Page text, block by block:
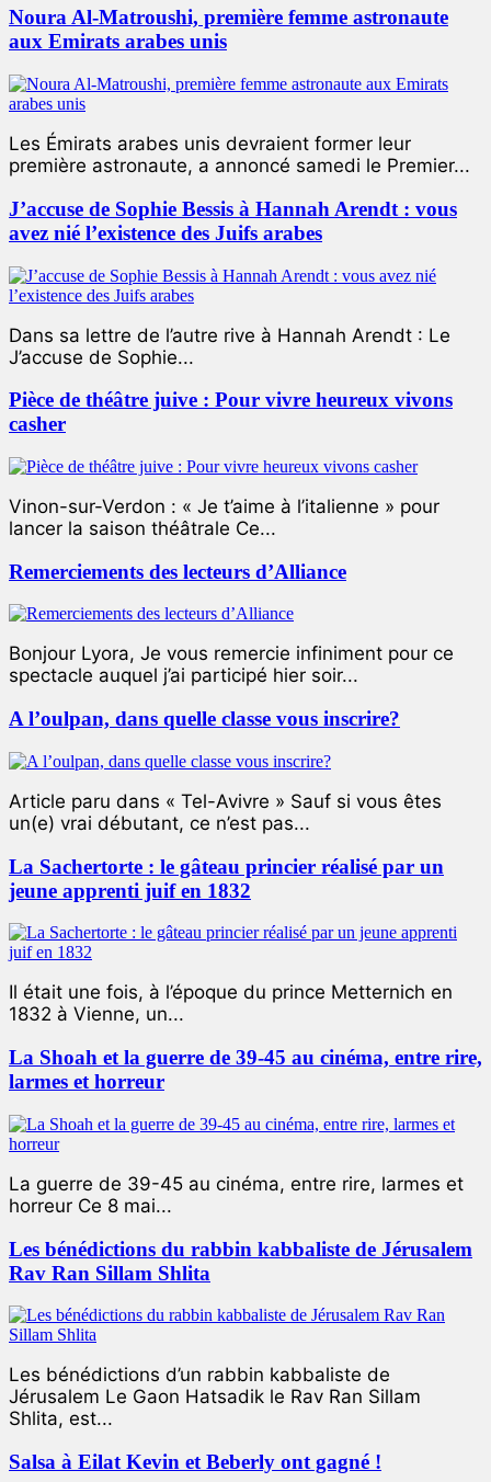
Noura Al-Matroushi, première femme astronaute
aux Emirats arabes unis
Les Émirats arabes unis devraient former leur
première astronaute, a annoncé samedi le Premier...
J’accuse de Sophie Bessis à Hannah Arendt : vous
avez nié l’existence des Juifs arabes
Dans sa lettre de l’autre rive à Hannah Arendt : Le
J’accuse de Sophie...
Pièce de théâtre juive : Pour vivre heureux vivons
casher
Vinon-sur-Verdon : « Je t’aime à l’italienne » pour
lancer la saison théâtrale Ce...
Remerciements des lecteurs d’Alliance
Bonjour Lyora, Je vous remercie infiniment pour ce
spectacle auquel j’ai participé hier soir...
A l’oulpan, dans quelle classe vous inscrire?
Article paru dans « Tel-Avivre » Sauf si vous êtes
un(e) vrai débutant, ce n’est pas...
La Sachertorte : le gâteau princier réalisé par un
jeune apprenti juif en 1832
Il était une fois, à l’époque du prince Metternich en
1832 à Vienne, un...
La Shoah et la guerre de 39-45 au cinéma, entre rire,
larmes et horreur
La guerre de 39-45 au cinéma, entre rire, larmes et
horreur Ce 8 mai...
Les bénédictions du rabbin kabbaliste de Jérusalem
Rav Ran Sillam Shlita
Les bénédictions d’un rabbin kabbaliste de
Jérusalem Le Gaon Hatsadik le Rav Ran Sillam
Shlita, est...
Salsa à Eilat Kevin et Beberly ont gagné !